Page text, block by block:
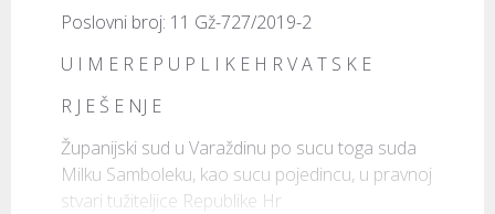
Poslovni broj: 11 Gž-727/2019-2
U I M E R E P U P L I K E H R V A T S K E
R J E Š E NJ E
Županijski sud u Varaždinu po sucu toga suda
Milku Samboleku, kao sucu pojedincu, u pravnoj
stvari tužiteljice Republike Hr